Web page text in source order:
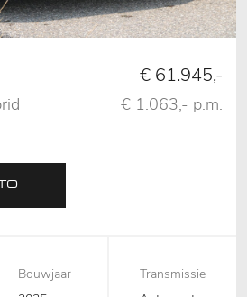
€ 61.945,-
€ 1.063,- p.m.
Bouwjaar
Transmissie